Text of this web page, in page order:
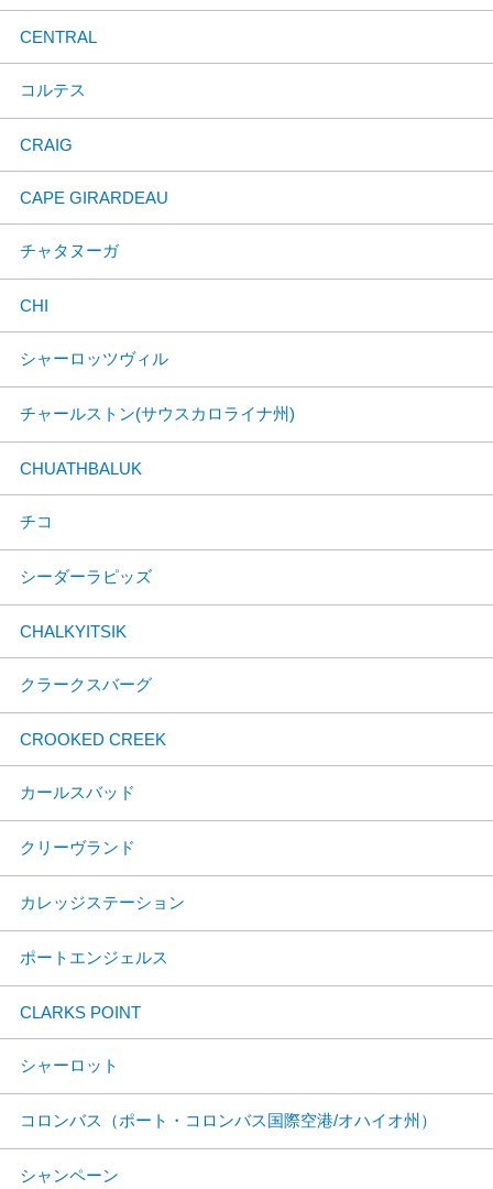
CENTRAL
コルテス
CRAIG
CAPE GIRARDEAU
チャタヌーガ
CHI
シャーロッツヴィル
チャールストン(サウスカロライナ州)
CHUATHBALUK
チコ
シーダーラピッズ
CHALKYITSIK
クラークスバーグ
CROOKED CREEK
カールスバッド
クリーヴランド
カレッジステーション
ポートエンジェルス
CLARKS POINT
シャーロット
コロンバス（ポート・コロンバス国際空港/オハイオ州）
シャンペーン